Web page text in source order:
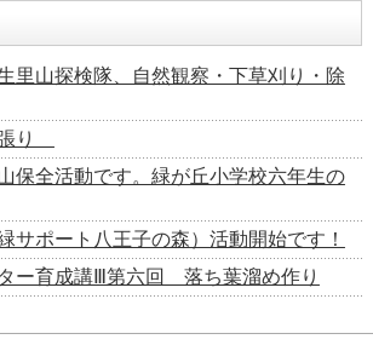
里山探検隊、自然観察・下草刈り・除
り
保全活動です。緑が丘小学校六年生の
サポート八王子の森）活動開始です！
ー育成講Ⅲ第六回 落ち葉溜め作り